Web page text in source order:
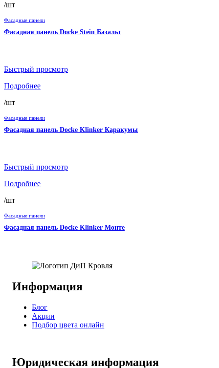
/шт
Фасадные панели
Фасадная панель Docke Stein Базальт
Быстрый просмотр
Подробнее
/шт
Фасадные панели
Фасадная панель Docke Klinker Каракумы
Быстрый просмотр
Подробнее
/шт
Фасадные панели
Фасадная панель Docke Klinker Монте
Информация
Блог
Акции
Подбор цвета онлайн
Юридическая информация